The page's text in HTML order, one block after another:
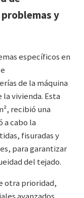
y
específicos en
de la máquina
vivienda. Esta
recibió una
a cabo la
fisuradas y
para garantizar
del tejado.
otra prioridad,